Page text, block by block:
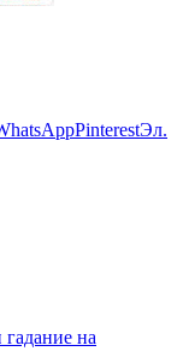
PinterestЭл.
на